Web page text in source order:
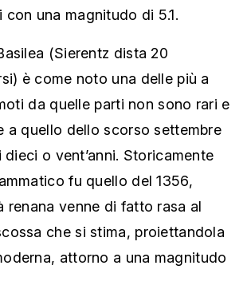
con una magnitudo di 5.1.
(Sierentz dista 20
è come noto una delle più a
da quelle parti non sono rari e
a quello dello scorso settembre
o vent’anni. Storicamente
fu quello del 1356,
renana venne di fatto rasa al
che si stima, proiettandola
attorno a una magnitudo